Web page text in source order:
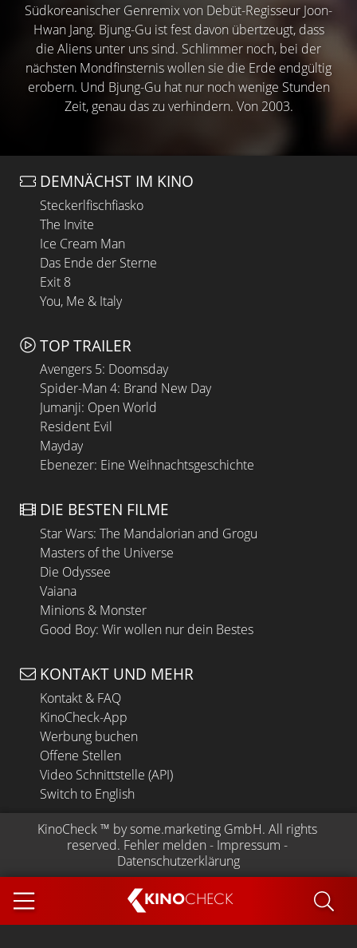
KINOCHECK
Südkoreanischer Genremix von Debüt-Regisseur Joon-
Hwan Jang. Bjung-Gu ist fest davon übertzeugt, dass
die Aliens unter uns sind. Schlimmer noch, bei der
nächsten Mondfinsternis wollen sie die Erde endgültig
erobern. Und Bjung-Gu hat nur noch wenige Stunden
Zeit, genau das zu verhindern. Von 2003.
DEMNÄCHST IM KINO
Steckerlfischfiasko
The Invite
Ice Cream Man
Das Ende der Sterne
Exit 8
You, Me & Italy
TOP TRAILER
Avengers 5: Doomsday
Spider-Man 4: Brand New Day
Jumanji: Open World
Resident Evil
Mayday
Ebenezer: Eine Weihnachtsgeschichte
DIE BESTEN FILME
Star Wars: The Mandalorian and Grogu
Masters of the Universe
Die Odyssee
Vaiana
Minions & Monster
Good Boy: Wir wollen nur dein Bestes
KONTAKT UND MEHR
Kontakt & FAQ
KinoCheck-App
Werbung buchen
Offene Stellen
Video Schnittstelle (API)
Switch to English
KinoCheck ™ by some.marketing GmbH. All rights
reserved. Fehler melden - Impressum -
Datenschutzerklärung